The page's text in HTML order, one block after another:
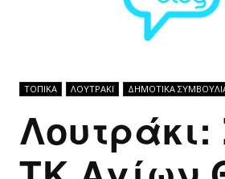
ΤΟΠΙΚΑ ΛΟΥΤΡΆΚΙ ΔΗΜΟΤΙΚΆ
Λουτράκι: